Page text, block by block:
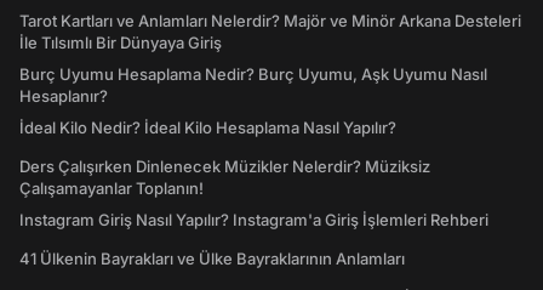
Tarot Kartları ve Anlamları Nelerdir? Majör ve Minör Arkana Desteleri
İle Tılsımlı Bir Dünyaya Giriş
Burç Uyumu Hesaplama Nedir? Burç Uyumu, Aşk Uyumu Nasıl
Hesaplanır?
İdeal Kilo Nedir? İdeal Kilo Hesaplama Nasıl Yapılır?
Ders Çalışırken Dinlenecek Müzikler Nelerdir? Müziksiz
Çalışamayanlar Toplanın!
Instagram Giriş Nasıl Yapılır? Instagram'a Giriş İşlemleri Rehberi
41 Ülkenin Bayrakları ve Ülke Bayraklarının Anlamları